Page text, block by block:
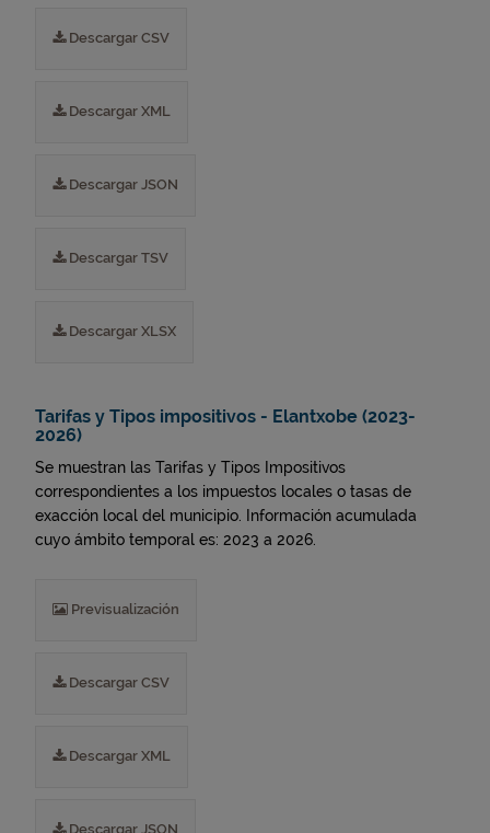
Descargar CSV
Descargar XML
Descargar JSON
Descargar TSV
Descargar XLSX
Tarifas y Tipos impositivos - Elantxobe (2023-
2026)
Se muestran las Tarifas y Tipos Impositivos
correspondientes a los impuestos locales o tasas de
exacción local del municipio. Información acumulada
cuyo ámbito temporal es: 2023 a 2026.
Previsualización
Descargar CSV
Descargar XML
Descargar JSON